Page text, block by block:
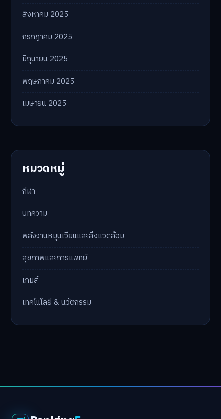
สิงหาคม 2025
กรกฎาคม 2025
มิถุนายน 2025
พฤษภาคม 2025
เมษายน 2025
หมวดหมู่
กีฬา
บทความ
พลังงานหมุนเวียนและสิ่งแวดล้อม
สุขภาพและการแพทย์
เกมส์
เทคโนโลยี & นวัตกรรม